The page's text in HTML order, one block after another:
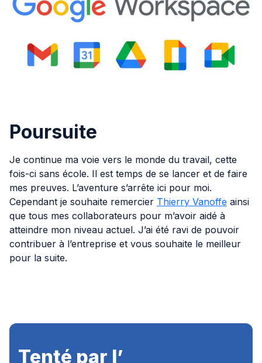
Poursuite
Je continue ma voie vers le monde du travail, cette
fois-ci sans école. Il est temps de se lancer et de faire
mes preuves. L’aventure s’arrête ici pour moi.
Cependant je souhaite remercier Thierry Vanoffe ainsi
que tous mes collaborateurs pour m’avoir aidé à
atteindre mon niveau actuel. J’ai été ravi de pouvoir
contribuer à l’entreprise et vous souhaite le meilleur
pour la suite.
Tenté par l’